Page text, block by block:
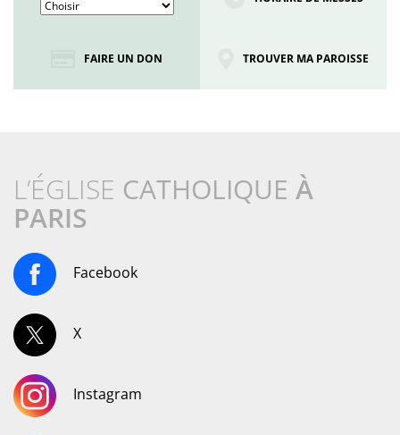
FAIRE UN DON TROUVER MA PAROISSE
L’ÉGLISE CATHOLIQUE À
PARIS
Facebook
X
Instagram